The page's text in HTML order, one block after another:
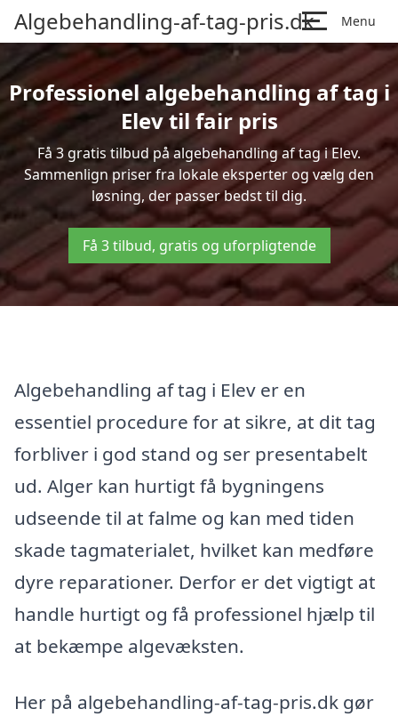
Algebehandling-af-tag-pris.dk Menu
Professionel algebehandling af tag i
Elev til fair pris
Få 3 gratis tilbud på algebehandling af tag i Elev.
Sammenlign priser fra lokale eksperter og vælg den
løsning, der passer bedst til dig.
Få 3 tilbud, gratis og uforpligtende
Algebehandling af tag i Elev er en
essentiel procedure for at sikre, at dit tag
forbliver i god stand og ser presentabelt
ud. Alger kan hurtigt få bygningens
udseende til at falme og kan med tiden
skade tagmaterialet, hvilket kan medføre
dyre reparationer. Derfor er det vigtigt at
handle hurtigt og få professionel hjælp til
at bekæmpe algevæksten.
Her på algebehandling-af-tag-pris.dk gør